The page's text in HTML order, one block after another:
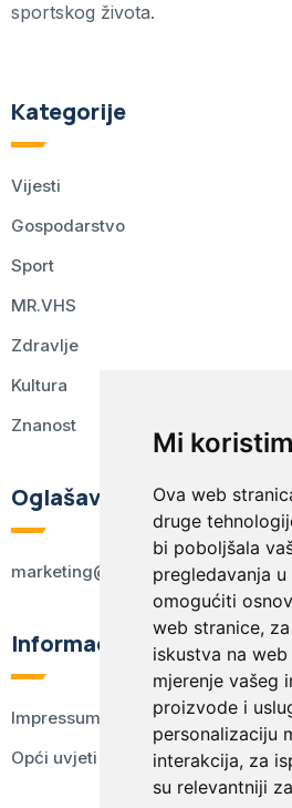
Mi
Ova web
druge
bi poboljšala
pregledavanja
omogućiti
web stranice,
iskustva na
mjerenje vašeg
proizvode i
personalizaciju
interakcija, za
su relevantniji
sportskog života.
Kategorije
Vijesti
Gospodarstvo
Sport
MR.VHS
Zdravlje
Kultura
Znanost
Oglašavanje
marketing@kodex.hr
Informacije
Impressum
Opći uvjeti korištenja